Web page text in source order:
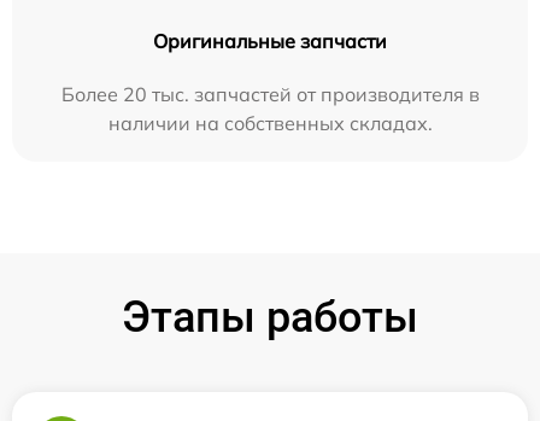
Оригинальные запчасти
Более 20 тыс. запчастей от производителя в
наличии на собственных складах.
Этапы работы